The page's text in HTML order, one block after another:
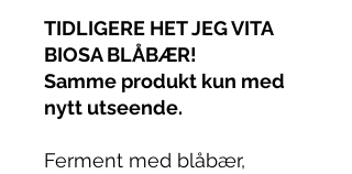
TIDLIGERE HET JEG VITA
BIOSA BLÅBÆR!
Samme produkt kun med
nytt utseende.
Ferment med blåbær,